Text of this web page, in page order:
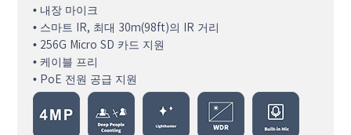
• 내장 마이크
• 스마트 IR, 최대 30m(98ft)의 IR 거리
• 256G Micro SD 카드 지원
• 케이블 프리
• PoE 전원 공급 지원